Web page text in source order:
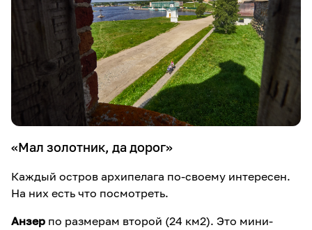
«Мал золотник, да дорог»
Каждый остров архипелага по-своему интересен.
На них есть что посмотреть.
Анзер по размерам второй (24 км2). Это мини-